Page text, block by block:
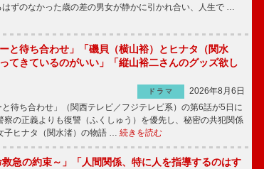
ずのなかった歳の差の男女が静かに引かれ合い、人生で …
と待ち合わせ」「磯貝（横山裕）とヒナタ（関水
てきているのがいい」「縦山裕二さんのグッズ欲し
ドラマ
2026年8月6日
待ち合わせ」（関西テレビ／フジテレビ系）の第6話が5日に
の正義よりも復讐（ふくしゅう）を優先し、秘密の共犯関係
子ヒナタ（関水渚）の物語 … 続きを読む
救急の約束～」「人間関係、特に人を指導するのはす